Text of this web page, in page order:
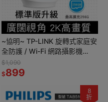
~協明~ TP-LINK 旋轉式家庭安
全防護 / Wi-Fi 網路攝影機
Tapo C210
$1,090
$899
8
折